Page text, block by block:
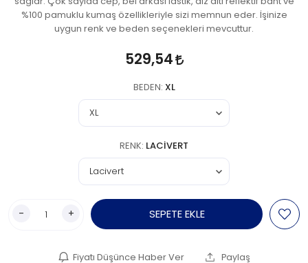
%100 pamuklu kumaş özellikleriyle sizi memnun eder. İşinize
uygun renk ve beden seçenekleri mevcuttur.
529,54
BEDEN: XL
RENK: LACIVERT
- + SEPETE EKLE
Fiyatı Düşünce Haber Ver Paylaş